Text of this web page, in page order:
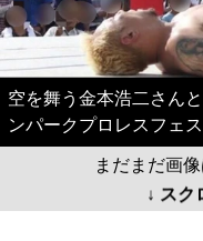
空を舞う金本浩二さん
ンパークプロレスフェス
まだまだ画
↓ スク